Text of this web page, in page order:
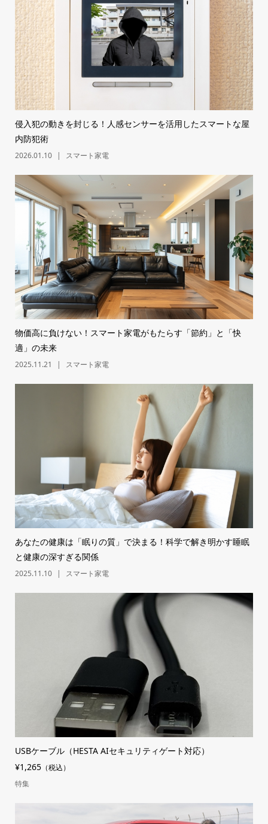
侵入犯の動きを封じる！人感センサーを活用したスマートな屋
内防犯術
2026.01.10 スマート家電
物価高に負けない！スマート家電がもたらす「節約」と「快
適」の未来
2025.11.21 スマート家電
あなたの健康は「眠りの質」で決まる！科学で解き明かす睡眠
と健康の深すぎる関係
2025.11.10 スマート家電
USBケーブル（HESTA AIセキュリティゲート対応）
¥1,265（税込）
特集